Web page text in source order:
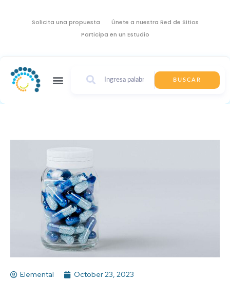
Solicita una propuesta
Únete a nuestra Red de Sitios
Participa en un Estudio
BUSCAR
Elemental October 23, 2023